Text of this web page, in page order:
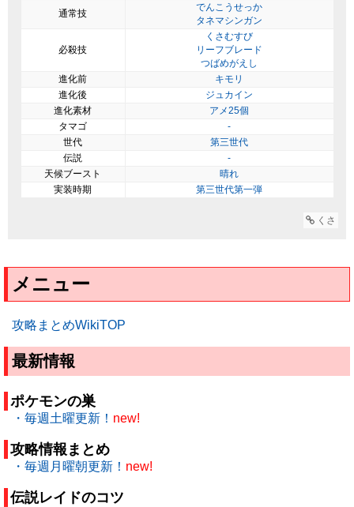
通常技
でんこうせっか
タネマシンガン
必殺技
くさむすび
リーフブレード
つばめがえし
進化前
キモリ
進化後
ジュカイン
進化素材
アメ25個
タマゴ
-
世代
第三世代
伝説
-
天候ブースト
晴れ
実装時期
第三世代第一弾
くさ
メニュー
攻略まとめWikiTOP
最新情報
ポケモンの巣
・毎週土曜更新！ new!
攻略情報まとめ
・毎週月曜朝更新！ new!
伝説レイドのコツ